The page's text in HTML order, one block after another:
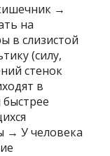
→
на
в слизистой
(силу,
стенок
в
→ У человека